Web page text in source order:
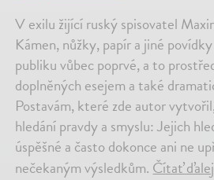
V exilu žijící ruský spisovatel
Kámen, nůžky, papír a jiné
publiku vůbec poprvé, a to
doplněných esejem a také
Postavám, které zde autor
hledání pravdy a smyslu: Jejich
úspěšné a často dokonce ani ne
nečekaným výsledkům.Čítať